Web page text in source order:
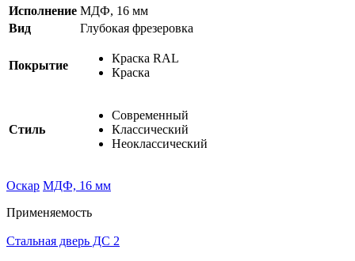
Исполнение МДФ, 16 мм
Вид
Глубокая фрезеровка
Покрытие
Краска RAL
Краска
Стиль
Современный
Классический
Неоклассический
Оскар МДФ, 16 мм
Применяемость
Стальная дверь ДС 2